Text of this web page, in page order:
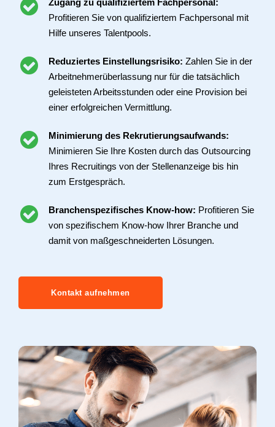
Zugang zu qualifiziertem Fachpersonal:
Profitieren Sie von qualifiziertem Fachpersonal mit
Hilfe unseres Talentpools.
Reduziertes Einstellungsrisiko: Zahlen Sie in der
Arbeitnehmerüberlassung nur für die tatsächlich
geleisteten Arbeitsstunden oder eine Provision bei
einer erfolgreichen Vermittlung.
Minimierung des Rekrutierungsaufwands:
Minimieren Sie Ihre Kosten durch das Outsourcing
Ihres Recruitings von der Stellenanzeige bis hin
zum Erstgespräch.
Branchenspezifisches Know-how: Profitieren Sie
von spezifischem Know-how Ihrer Branche und
damit von maßgeschneiderten Lösungen.
Kontakt aufnehmen